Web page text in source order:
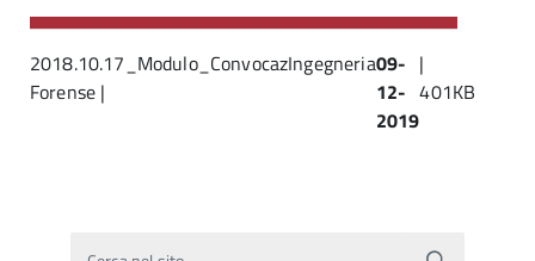
2018.10.17_Modulo_ConvocazIngegneria
Forense |
09-
12-
2019
|
401KB